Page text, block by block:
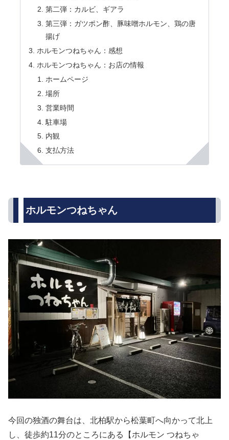
第二弾：カルビ、ギアラ
第三弾：ガツポン酢、豚味噌ホルモン、鶏の唐
揚げ
ホルモンつねちゃん：感想
ホルモンつねちゃん：お店の情報
ホームページ
場所
営業時間
駐車場
内観
支払方法
ホルモンつねちゃん
今回の独酒の舞台は、北柏駅から松葉町へ向かって北上
し、徒歩約11分のところにある【ホルモン つねちゃ